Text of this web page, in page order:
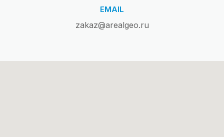
EMAIL
zakaz@arealgeo.ru